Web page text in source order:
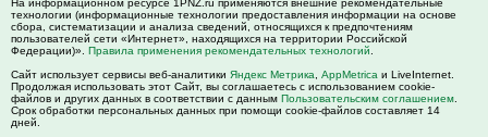
технологии (информационные технологии предоставления информации на основе
сбора, систематизации и анализа сведений, относящихся к предпочтениям
пользователей сети «Интернет», находящихся на территории Российской
Федерации)». Правила применения рекомендательных технологий
Сайт использует сервисы веб-аналитики Яндекс Метрика AppMetrica и LiveInternet.
Продолжая использовать этот Сайт, вы соглашаетесь с использованием cookie-
файлов и других данных в соответствии с данным Пользовательским соглашением
Срок обработки персональных данных при помощи cookie-файлов составляет 14
дней.